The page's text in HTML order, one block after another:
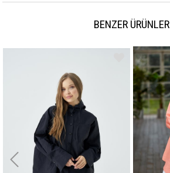
BENZER ÜRÜNLER